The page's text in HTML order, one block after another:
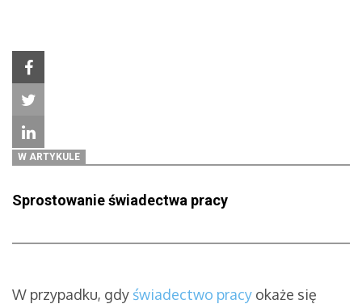
W ARTYKULE
Sprostowanie świadectwa pracy
W przypadku, gdy świadectwo pracy okaże się